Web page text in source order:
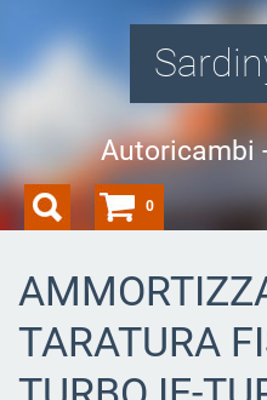
Autoricambi
TARATURA
0